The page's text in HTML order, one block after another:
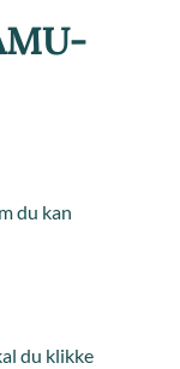
du kan
du klikke